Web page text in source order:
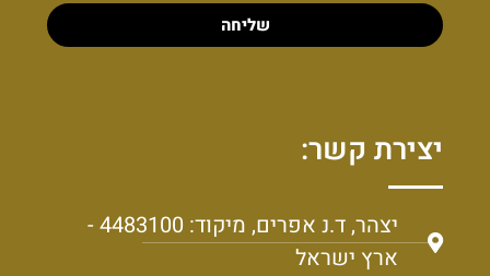
שליחה
יצירת קשר:
יצהר, ד.נ אפרים, מיקוד: 4483100 -
ארץ ישראל